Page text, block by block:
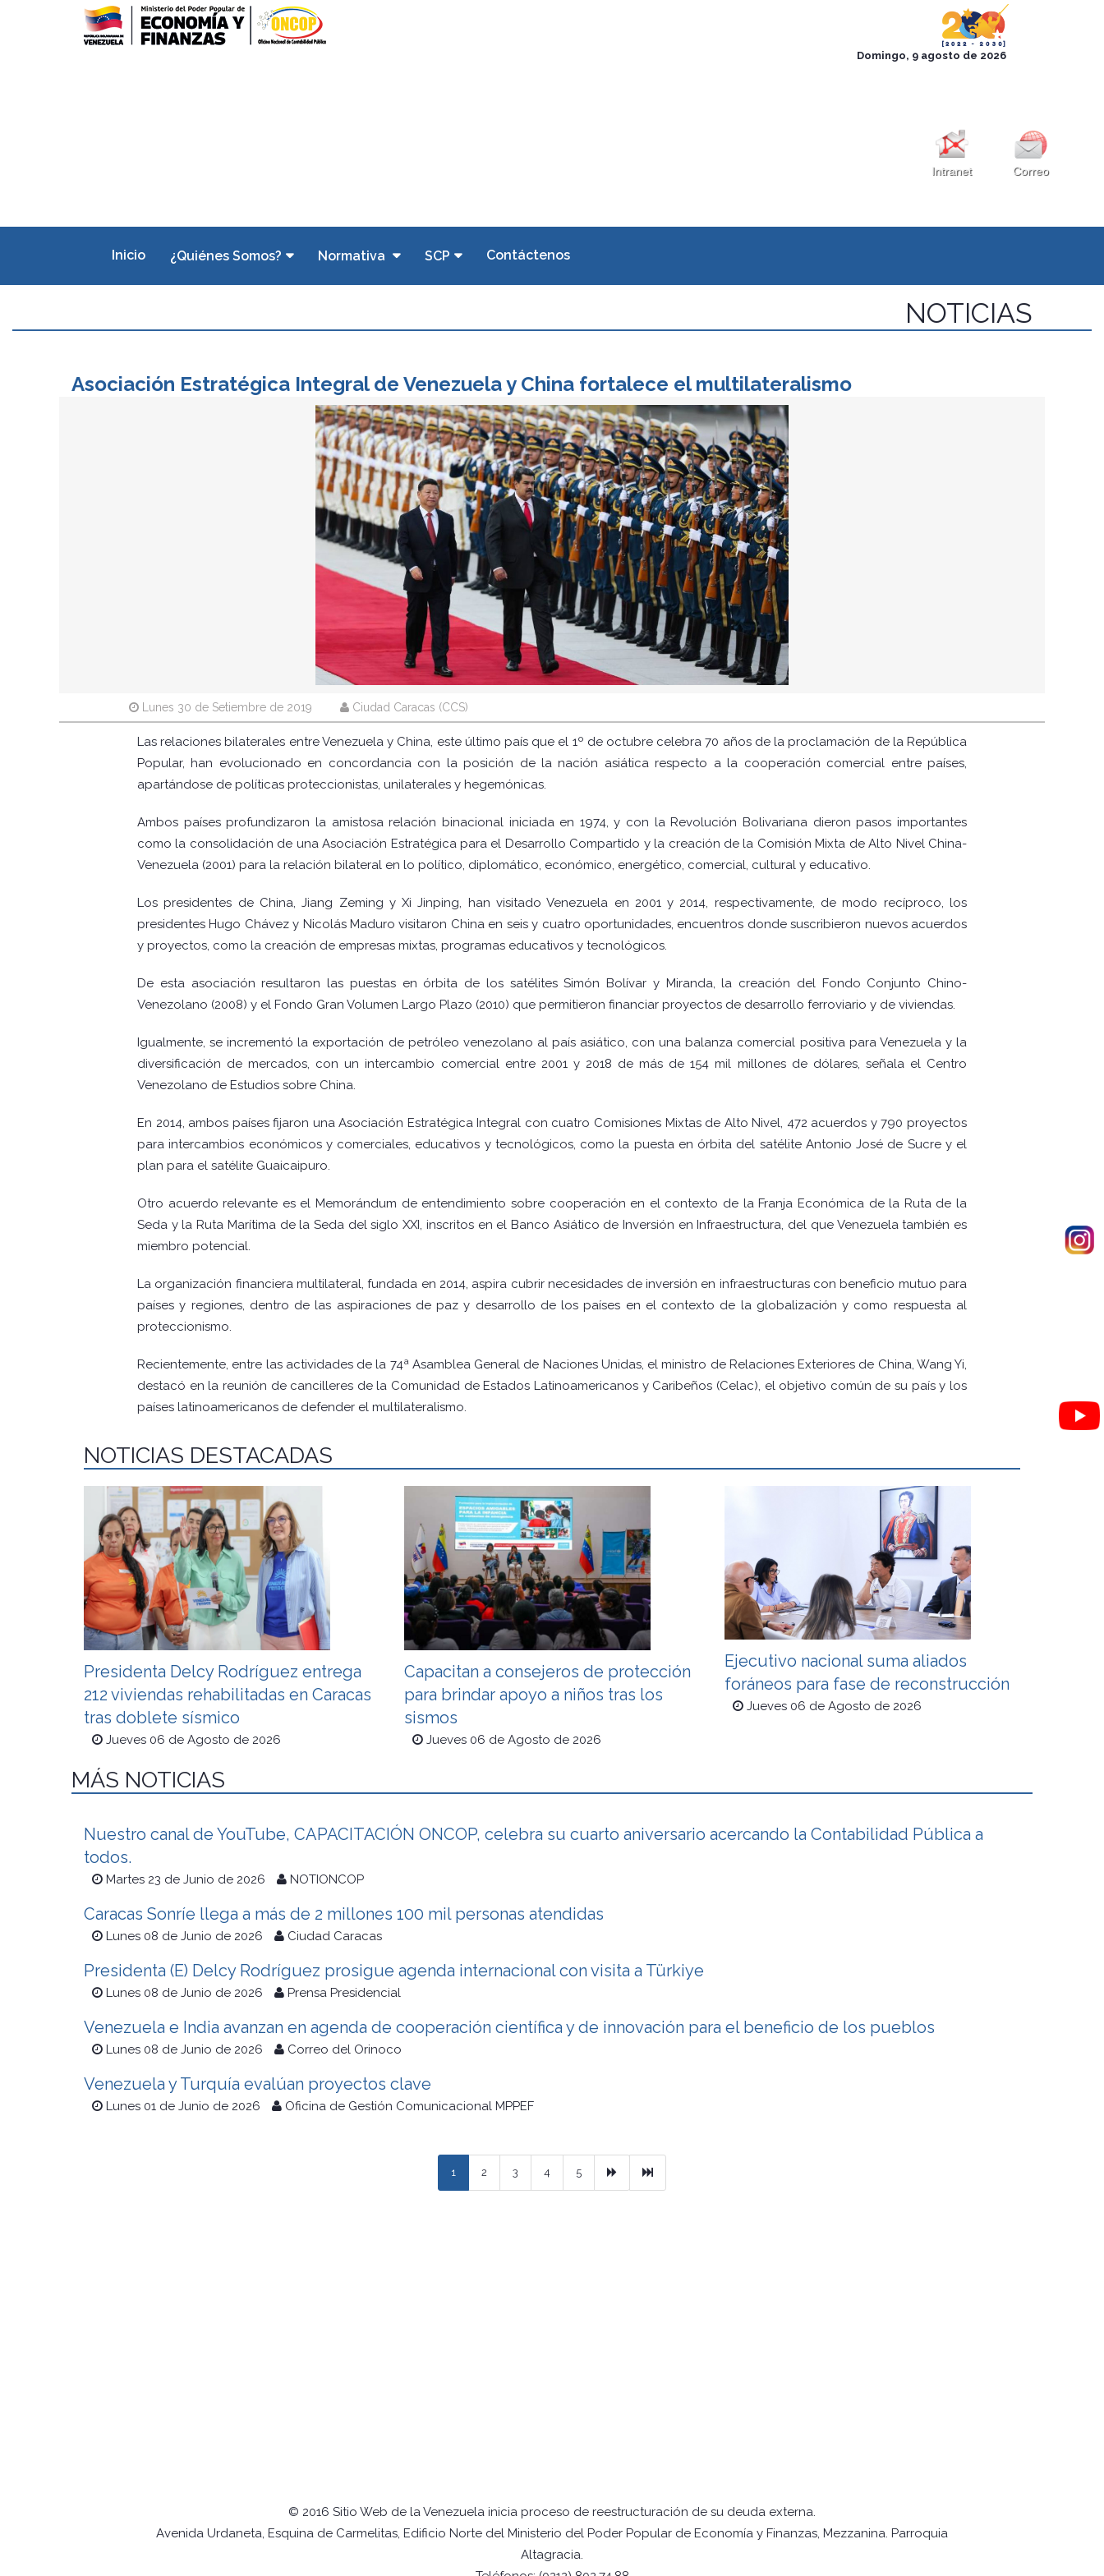
Correo
Intranet
Inicio ¿Quiénes Somos? Normativa SCP Contáctenos
NOTICIAS
Asociación Estratégica Integral de Venezuela y China fortalece el multilateralismo
Lunes 30 de Setiembre de 2019 Ciudad Caracas (CCS)
Las relaciones bilaterales entre Venezuela y China, este último país que el 1º de octubre celebra 70 años de la proclamación de la República
Popular, han evolucionado en concordancia con la posición de la nación asiática respecto a la cooperación comercial entre países,
apartándose de políticas proteccionistas, unilaterales y hegemónicas.
Ambos países profundizaron la amistosa relación binacional iniciada en 1974, y con la Revolución Bolivariana dieron pasos importantes
como la consolidación de una Asociación Estratégica para el Desarrollo Compartido y la creación de la Comisión Mixta de Alto Nivel China-
Venezuela (2001) para la relación bilateral en lo político, diplomático, económico, energético, comercial, cultural y educativo.
Los presidentes de China, Jiang Zeming y Xi Jinping, han visitado Venezuela en 2001 y 2014, respectivamente, de modo recíproco, los
presidentes Hugo Chávez y Nicolás Maduro visitaron China en seis y cuatro oportunidades, encuentros donde suscribieron nuevos acuerdos
y proyectos, como la creación de empresas mixtas, programas educativos y tecnológicos.
De esta asociación resultaron las puestas en órbita de los satélites Simón Bolívar y Miranda, la creación del Fondo Conjunto Chino-
Venezolano (2008) y el Fondo Gran Volumen Largo Plazo (2010) que permitieron financiar proyectos de desarrollo ferroviario y de viviendas.
Igualmente, se incrementó la exportación de petróleo venezolano al país asiático, con una balanza comercial positiva para Venezuela y la
diversificación de mercados, con un intercambio comercial entre 2001 y 2018 de más de 154 mil millones de dólares, señala el Centro
Venezolano de Estudios sobre China.
En 2014, ambos países fijaron una Asociación Estratégica Integral con cuatro Comisiones Mixtas de Alto Nivel, 472 acuerdos y 790 proyectos
para intercambios económicos y comerciales, educativos y tecnológicos, como la puesta en órbita del satélite Antonio José de Sucre y el
plan para el satélite Guaicaipuro.
Otro acuerdo relevante es el Memorándum de entendimiento sobre cooperación en el contexto de la Franja Económica de la Ruta de la
Seda y la Ruta Marítima de la Seda del siglo XXI, inscritos en el Banco Asiático de Inversión en Infraestructura, del que Venezuela también es
miembro potencial.
La organización financiera multilateral, fundada en 2014, aspira cubrir necesidades de inversión en infraestructuras con beneficio mutuo para
países y regiones, dentro de las aspiraciones de paz y desarrollo de los países en el contexto de la globalización y como respuesta al
proteccionismo.
Recientemente, entre las actividades de la 74ª Asamblea General de Naciones Unidas, el ministro de Relaciones Exteriores de China, Wang Yi,
destacó en la reunión de cancilleres de la Comunidad de Estados Latinoamericanos y Caribeños (Celac), el objetivo común de su país y los
países latinoamericanos de defender el multilateralismo.
NOTICIAS DESTACADAS
Presidenta Delcy Rodríguez entrega
212 viviendas rehabilitadas en Caracas
tras doblete sísmico
Jueves 06 de Agosto de 2026
Capacitan a consejeros de protección
para brindar apoyo a niños tras los
sismos
Jueves 06 de Agosto de 2026
Ejecutivo nacional suma aliados
foráneos para fase de reconstrucción
Jueves 06 de Agosto de 2026
MÁS NOTICIAS
Nuestro canal de YouTube, CAPACITACIÓN ONCOP, celebra su cuarto aniversario acercando la Contabilidad Pública a
todos.
Martes 23 de Junio de 2026 NOTIONCOP
Caracas Sonríe llega a más de 2 millones 100 mil personas atendidas
Lunes 08 de Junio de 2026 Ciudad Caracas
Presidenta (E) Delcy Rodríguez prosigue agenda internacional con visita a Türkiye
Lunes 08 de Junio de 2026 Prensa Presidencial
Venezuela e India avanzan en agenda de cooperación científica y de innovación para el beneficio de los pueblos
Lunes 08 de Junio de 2026 Correo del Orinoco
Venezuela y Turquía evalúan proyectos clave
Lunes 01 de Junio de 2026 Oficina de Gestión Comunicacional MPPEF
1 2 3 4 5 Ultimo
© 2016 Sitio Web de la Venezuela inicia proceso de reestructuración de su deuda externa.
Avenida Urdaneta, Esquina de Carmelitas, Edificio Norte del Ministerio del Poder Popular de Economía y Finanzas, Mezzanina. Parroquia
Altagracia.